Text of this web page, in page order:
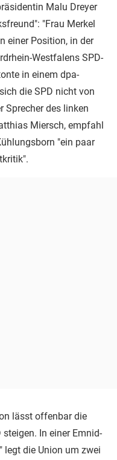
Malu Dreyer
"Frau Merkel
einer Position, in der
Westfalens SPD-
in einem dpa-
die SPD nicht von
Sprecher des linken
Miersch, empfahl
"ein paar
lässt offenbar die
In einer Emnid-
legt die Union um zwei